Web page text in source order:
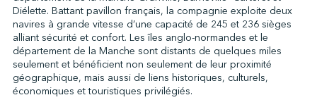
Diélette. Battant pavillon français, la compagnie exploite deux
navires à grande vitesse d’une capacité de 245 et 236 sièges
alliant sécurité et confort. Les îles anglo-normandes et le
département de la Manche sont distants de quelques miles
seulement et bénéficient non seulement de leur proximité
géographique, mais aussi de liens historiques, culturels,
économiques et touristiques privilégiés.